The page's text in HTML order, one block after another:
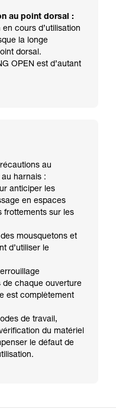
au point dorsal :
cours d’utilisation
la longe
dorsal.
OPEN est d’autant
au
harnais :
anticiper les
en espaces
frottements sur les
mousquetons et
d’utiliser le
de chaque ouverture
est complètement
de travail,
du matériel
le défaut de